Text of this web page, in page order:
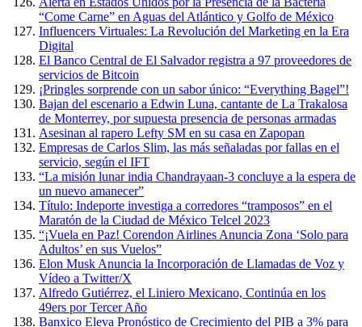
“Come Carne” en Aguas del Atlántico y Golfo de México
Influencers Virtuales: La Revolución del Marketing en la Era
Digital
El Banco Central de El Salvador registra a 97 proveedores de
servicios de Bitcoin
¡Pringles sorprende con un sabor único: “Everything Bagel”!
Bajan del escenario a Edwin Luna, cantante de La Trakalosa
de Monterrey, por supuesta presencia de personas armadas
Asesinan al rapero Lefty SM en su casa en Zapopan
Empresas de Carlos Slim, las más señaladas por fallas en el
servicio, según el IFT
“La misión lunar india Chandrayaan-3 concluye a la espera de
un nuevo amanecer”
Título: Indeporte investiga a corredores “tramposos” en el
Maratón de la Ciudad de México Telcel 2023
“¡Vuela en Paz! Corendon Airlines Anuncia Zona ‘Solo para
Adultos’ en sus Vuelos”
Elon Musk Anuncia la Incorporación de Llamadas de Voz y
Vídeo a Twitter/X
Alfredo Gutiérrez, el Liniero Mexicano, Continúa en los
49ers por Tercer Año
Banxico Eleva Pronóstico de Crecimiento del PIB a 3% para